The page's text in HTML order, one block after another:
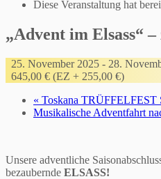
Diese Veranstaltung hat
„Advent im Elsass“
25. November 2025 - 28.
645,00 € (EZ + 255,00 €)
« Toskana
Musikalische Adventfahrt
Unsere adventliche
bezaubernde ELSASS!